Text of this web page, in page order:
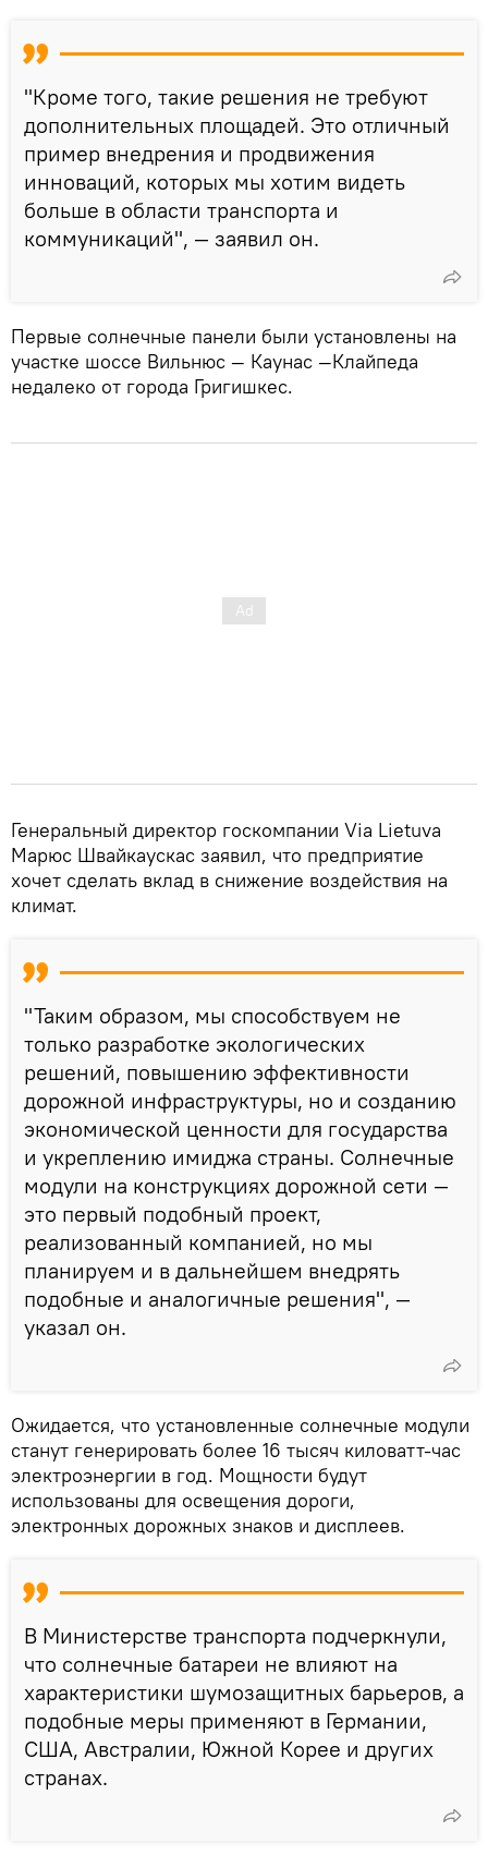
"Кроме того, такие решения не требуют
дополнительных площадей. Это отличный
пример внедрения и продвижения
инноваций, которых мы хотим видеть
больше в области транспорта и
коммуникаций", — заявил он.
Первые солнечные панели были установлены на
участке шоссе Вильнюс — Каунас —Клайпеда
недалеко от города Григишкес.
Генеральный директор госкомпании Via Lietuva
Марюс Швайкаускас заявил, что предприятие
хочет сделать вклад в снижение воздействия на
климат.
"Таким образом, мы способствуем не
только разработке экологических
решений, повышению эффективности
дорожной инфраструктуры, но и созданию
экономической ценности для государства
и укреплению имиджа страны. Солнечные
модули на конструкциях дорожной сети —
это первый подобный проект,
реализованный компанией, но мы
планируем и в дальнейшем внедрять
подобные и аналогичные решения", —
указал он.
Ожидается, что установленные солнечные модули
станут генерировать более 16 тысяч киловатт-час
электроэнергии в год. Мощности будут
использованы для освещения дороги,
электронных дорожных знаков и дисплеев.
В Министерстве транспорта подчеркнули,
что солнечные батареи не влияют на
характеристики шумозащитных барьеров, а
подобные меры применяют в Германии,
США, Австралии, Южной Корее и других
странах.